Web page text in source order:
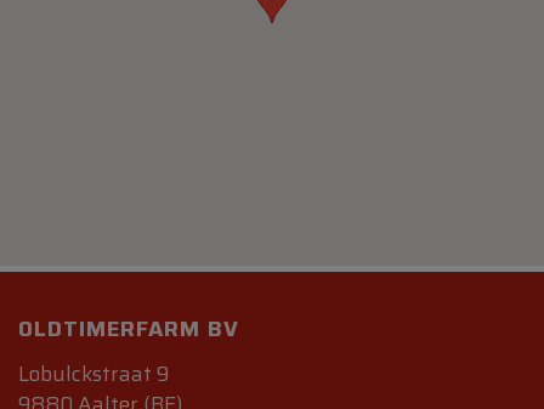
OLDTIMERFARM BV
Lobulckstraat 9